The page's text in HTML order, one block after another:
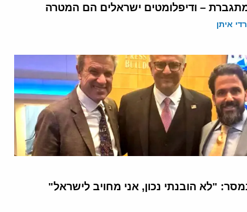
– ודיפלומטים ישראלים הם המטרה
איתן
"לא הובנתי נכון, אני מחויב לישראל"